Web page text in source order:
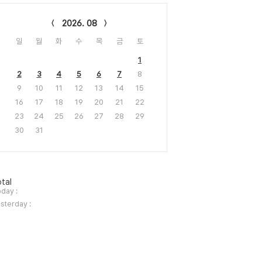
2026. 08
일 월 화 수 목 금 토
1
2
3 4 5 6 7
8
9
10 11 12 13 14
15
16
17 18 19 20 21
22
23
24 25 26 27 28
29
30
31
:
: